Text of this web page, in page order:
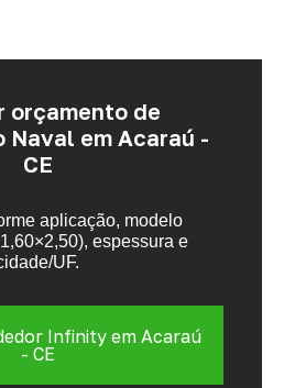
orçamento de
Naval em Acaraú -
CE
aplicação, modelo
espessura e
UF.
Infinity em Acaraú
- CE